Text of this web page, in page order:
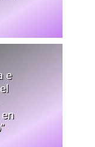
e